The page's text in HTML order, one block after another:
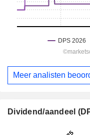
Meer analisten
Dividend/aandeel